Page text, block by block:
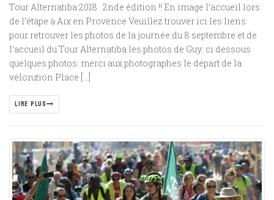
Tour Alternatiba 2018 : 2nde édition !! En image l’accueil lors
de l’étape à Aix en Provence Veuillez trouver ici les liens
pour retrouver les photos de la journée du 8 septembre et de
l’accueil du Tour Alternatiba les photos de Guy: ci dessous
quelques photos: merci aux photographes le départ de la
vélorution Place […]
LIRE PLUS